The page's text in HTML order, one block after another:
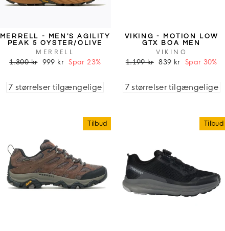
MERRELL - MEN'S AGILITY
PEAK 5 OYSTER/OLIVE
MERRELL
1.300 kr 999 kr Spar 23%
7 størrelser tilgængelige
VIKING - MOTION LOW
GTX BOA MEN
VIKING
1.199 kr 839 kr Spar 30%
7 størrelser tilgængelige
Tilbud Tilbud